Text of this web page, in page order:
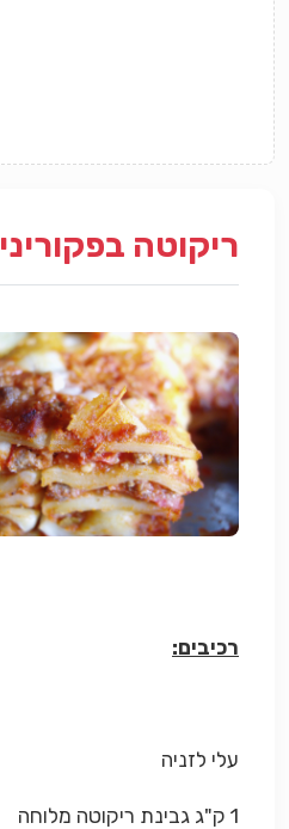
ריקוטה בפקוריני
רכיבים:
עלי לזניה
1 ק"ג גבינת ריקוטה מלוחה